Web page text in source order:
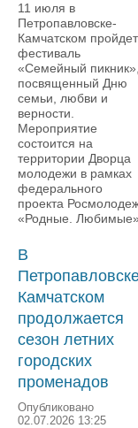
11 июля в
Петропавловске-
Камчатском пройдет
фестиваль
«Семейный пикник»,
посвященный Дню
семьи, любви и
верности.
Мероприятие
состоится на
территории Дворца
молодежи в рамках
федерального
проекта
«Родные. Любимые».
В
Камчатском
продолжается
сезон летних
городских
променадов
Опубликовано
02.07.2026 13:25